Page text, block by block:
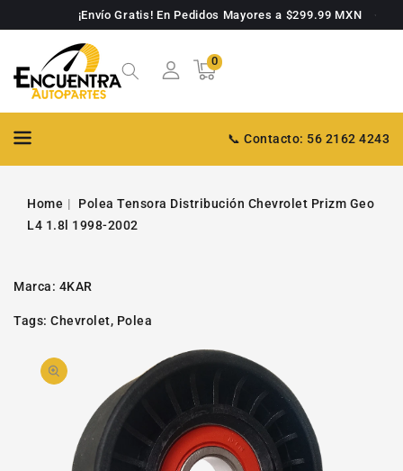
¡Envío Gratis! En Pedidos Mayores a $299.99 MXN
Carrito
00
artículos
📞 Contacto: 56 2162 4243
Home
Polea Tensora Distribución Chevrolet Prizm Geo
L4 1.8l 1998-2002
Marca: 4KAR
Tags: Chevrolet, Polea
INFORMACIÓN
DE PRODUCTO
Abrir
galería